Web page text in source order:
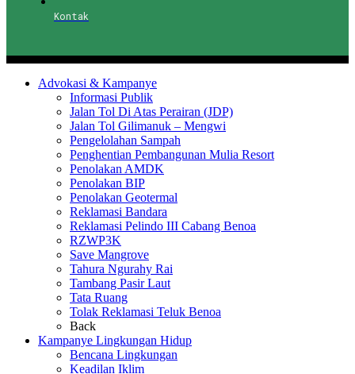
Kontak
Advokasi & Kampanye
Informasi Publik
Jalan Tol Di Atas Perairan (JDP)
Jalan Tol Gilimanuk – Mengwi
Pengelolahan Sampah
Penghentian Pembangunan Mulia Resort
Penolakan AMDK
Penolakan BIP
Penolakan Geotermal
Reklamasi Bandara
Reklamasi Pelindo III Cabang Benoa
RZWP3K
Save Mangrove
Tahura Ngurahy Rai
Tambang Pasir Laut
Tata Ruang
Tolak Reklamasi Teluk Benoa
Back
Kampanye Lingkungan Hidup
Bencana Lingkungan
Keadilan Iklim